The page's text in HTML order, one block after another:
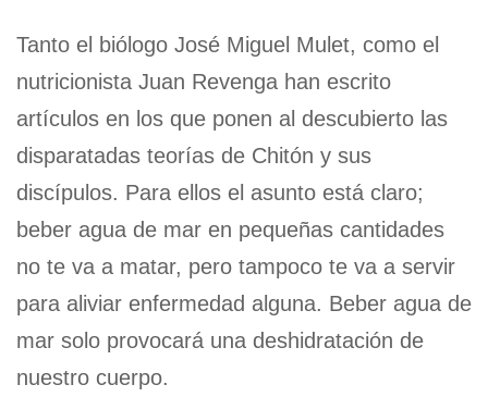
Tanto el biólogo José Miguel Mulet, como el
nutricionista Juan Revenga han escrito
artículos en los que ponen al descubierto las
disparatadas teorías de Chitón y sus
discípulos. Para ellos el asunto está claro;
beber agua de mar en pequeñas cantidades
no te va a matar, pero tampoco te va a servir
para aliviar enfermedad alguna. Beber agua de
mar solo provocará una deshidratación de
nuestro cuerpo.